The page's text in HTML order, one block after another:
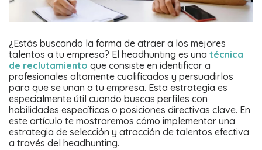
¿Estás buscando la forma de atraer a los mejores
talentos a tu empresa? El headhunting es una técnica
de reclutamiento que consiste en identificar a
profesionales altamente cualificados y persuadirlos
para que se unan a tu empresa. Esta estrategia es
especialmente útil cuando buscas perfiles con
habilidades específicas o posiciones directivas clave. En
este artículo te mostraremos cómo implementar una
estrategia de selección y atracción de talentos efectiva
a través del headhunting.